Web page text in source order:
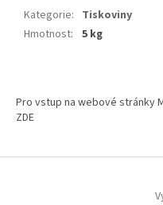
Kategorie: Tiskoviny
Hmotnost: 5 kg
Pro vstup na webové stránky
ZDE